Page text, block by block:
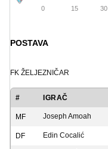
0 15 30
POSTAVA
FK ŽELJEZNIČAR
# IGRAČ
MF Joseph Amoah
DF Edin Cocalić